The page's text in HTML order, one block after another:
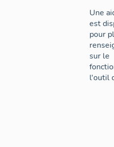
Une
est
pour
sur le
l'outil